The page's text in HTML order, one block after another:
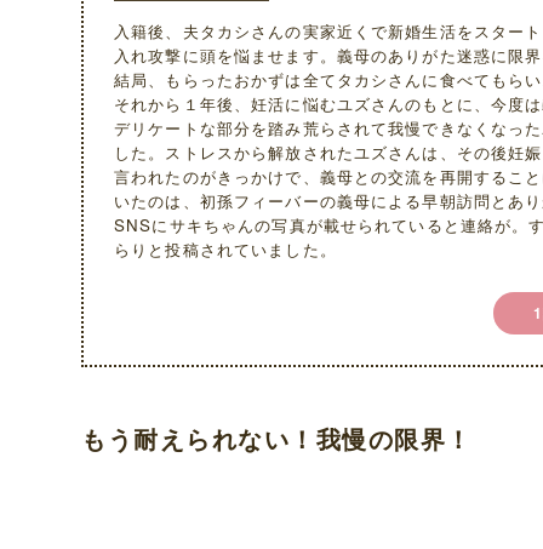
入籍後、夫タカシさんの実家近くで新婚生活をスター
入れ攻撃に頭を悩ませます。義母のありがた迷惑に限
結局、もらったおかずは全てタカシさんに食べてもら
それから１年後、妊活に悩むユズさんのもとに、今度
デリケートな部分を踏み荒らされて我慢できなくなっ
した。ストレスから解放されたユズさんは、その後妊
言われたのがきっかけで、義母との交流を再開するこ
いたのは、初孫フィーバーの義母による早朝訪問とあ
SNSにサキちゃんの写真が載せられていると連絡が。
らりと投稿されていました。
もう耐えられない！我慢の限界！